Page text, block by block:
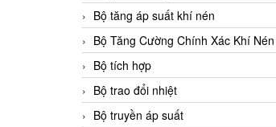
Bộ tăng áp suất khí nén
Bộ Tăng Cường Chính Xác Khí Nén
Bộ tích hợp
Bộ trao đổi nhiệt
Bộ truyền áp suất